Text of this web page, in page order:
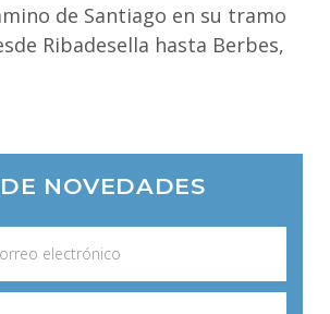
de Santiago en su tramo
Ribadesella hasta Berbes,
NOVEDADES